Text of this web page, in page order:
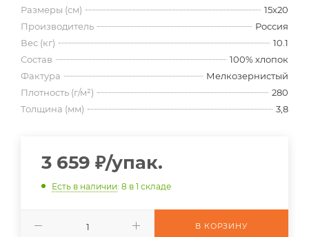
Размеры (см)
15x20
Производитель
Россия
Вес (кг)
10.1
Состав
100% хлопок
Фактура
Мелкозернистый
Плотность (г/м²)
280
Толщина (мм)
3,8
3 659 ₽/упак.
Есть в наличии: 8 в 1 складе
В КОРЗИНУ